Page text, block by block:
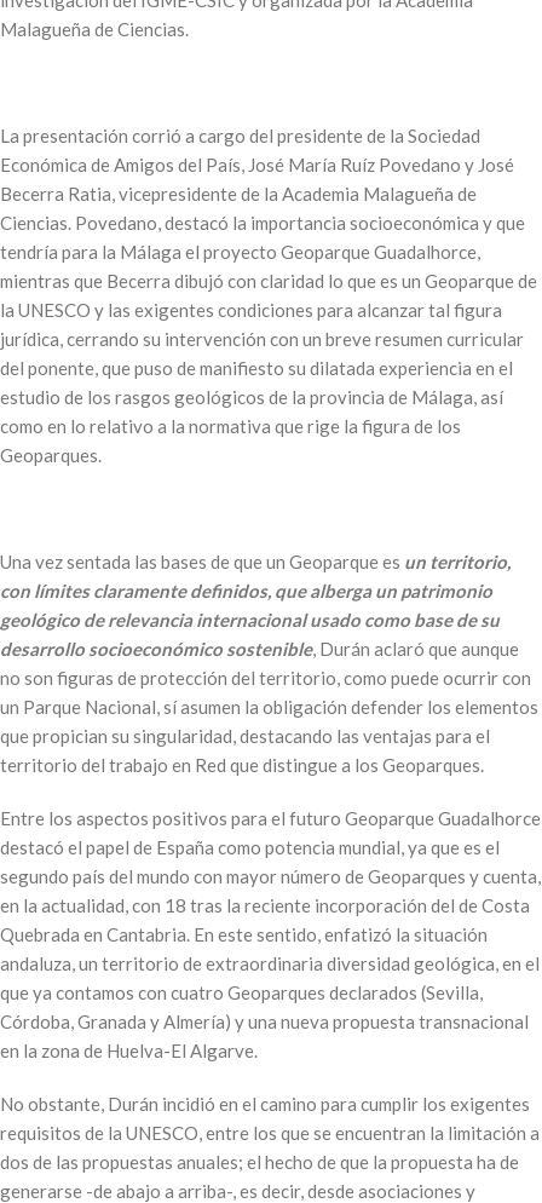
Malagueña de Ciencias.
La presentación corrió a cargo del presidente de la Sociedad
Económica de Amigos del País, José María Ruíz Povedano y José
Becerra Ratia, vicepresidente de la Academia Malagueña de
Ciencias. Povedano, destacó la importancia socioeconómica y que
tendría para la Málaga el proyecto Geoparque Guadalhorce,
mientras que Becerra dibujó con claridad lo que es un Geoparque de
la UNESCO y las exigentes condiciones para alcanzar tal figura
jurídica, cerrando su intervención con un breve resumen curricular
del ponente, que puso de manifiesto su dilatada experiencia en el
estudio de los rasgos geológicos de la provincia de Málaga, así
como en lo relativo a la normativa que rige la figura de los
Geoparques.
Una vez sentada las bases de que un Geoparque es un territorio,
con límites claramente definidos, que alberga un patrimonio
geológico de relevancia internacional usado como base de su
desarrollo socioeconómico sostenible, Durán aclaró que aunque
no son figuras de protección del territorio, como puede ocurrir con
un Parque Nacional, sí asumen la obligación defender los elementos
que propician su singularidad, destacando las ventajas para el
territorio del trabajo en Red que distingue a los Geoparques.
Entre los aspectos positivos para el futuro Geoparque Guadalhorce
destacó el papel de España como potencia mundial, ya que es el
segundo país del mundo con mayor número de Geoparques y cuenta,
en la actualidad, con 18 tras la reciente incorporación del de Costa
Quebrada en Cantabria. En este sentido, enfatizó la situación
andaluza, un territorio de extraordinaria diversidad geológica, en el
que ya contamos con cuatro Geoparques declarados (Sevilla,
Córdoba, Granada y Almería) y una nueva propuesta transnacional
en la zona de Huelva-El Algarve.
No obstante, Durán incidió en el camino para cumplir los exigentes
requisitos de la UNESCO, entre los que se encuentran la limitación a
dos de las propuestas anuales; el hecho de que la propuesta ha de
generarse -de abajo a arriba-, es decir, desde asociaciones y